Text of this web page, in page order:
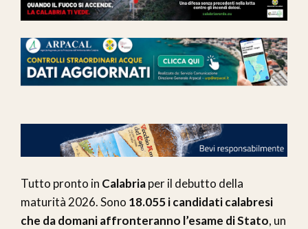
Tutto pronto in Calabriaper il debutto della
maturità 2026. Sono 18.055 i candidati calabresi
che da domani affronteranno l’esame di Stato, un